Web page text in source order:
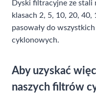
Dyski filtracyjne ze stali
klasach 2, 5, 10, 20,
pasowały do
cyklonowych.
Aby uzyskać
naszych filtrów